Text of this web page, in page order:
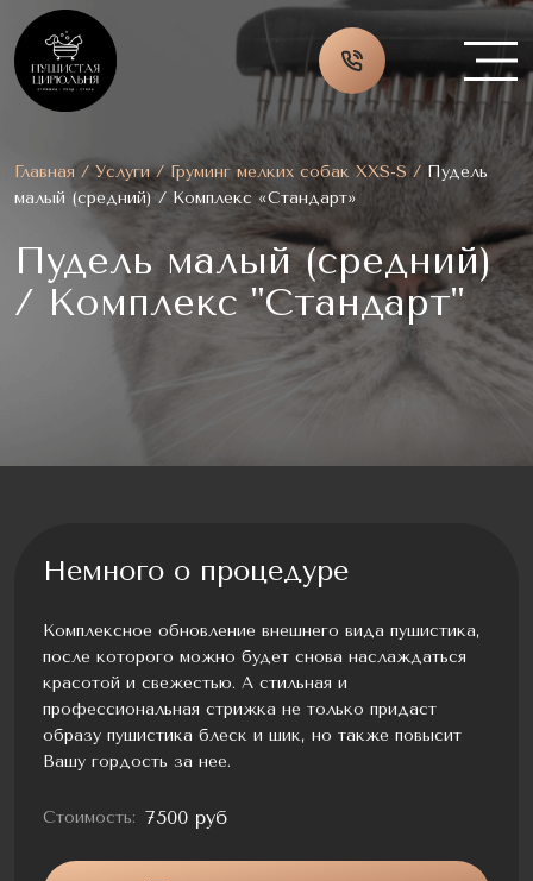
content
Главная / Услуги/Груминг мелких собак XXS-S / Пудель
малый (средний) / Комплекс «Стандарт»
Пудель малый (средний)
/ Комплекс "Стандарт"
Немного о процедуре
Комплексное обновление внешнего вида пушистика,
после которого можно будет снова наслаждаться
красотой и свежестью. А стильная и
профессиональная стрижка не только придаст
образу пушистика блеск и шик, но также повысит
Вашу гордость за нее.
Стоимость: 7500 руб